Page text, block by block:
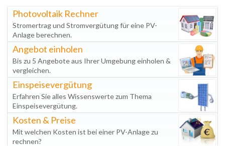
Photovoltaik Rechner
Stromertrag und Stromvergütung für eine PV-
Anlage berechnen.
Angebot einholen
Bis zu 5 Angebote aus Ihrer Umgebung einholen &
vergleichen.
Einspeisevergütung
Erfahren Sie alles Wissenswerte zum Thema
Einspeisevergütung.
Kosten & Preise
Mit welchen Kosten ist bei einer PV-Anlage zu
rechnen?